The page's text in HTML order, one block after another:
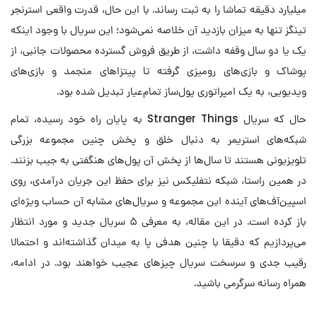
میلیارد دقیقه تماشا را به ثبت رساند. با این حال، قدرت واقعی استرنجر
تینگز تنها به میزان بازدید آن خلاصه نمی‌شود؛ این سریال با وجود اینکه
یک یا دو سال وقفه داشت، از طریق فروش گسترده محصولات جانبی، از
پوشاک و بازی‌های رومیزی گرفته تا پیتزاهای منجمد و بازی‌های
ویدیویی، به یک امپراتوری پول‌ساز تمام‌عیار تبدیل شده بود.
حال که سریال Stranger Things به پایان راه خود رسیده، تمام
شبکه‌های استریمر به دنبال خلق و پخش چنین مجموعه بزرگی
تلویزیونی هستند تا سال‌ها از پخش آن پول‌های هنگفتی به جیب بزنند.
در همین راستا، شبکه نتفلیکس نیز برای حفظ این جریان درآمدی، روی
اسپین‌آف‌های آینده این مجموعه و سریال‌های مشابه آن حساب ویژه‌ای
باز کرده است. در این مقاله، به معرفی ۵ سریال جدید و مورد انتظار
می‌پردازیم که دقیقا با چنین هدفی پا به میدان گذاشته‌اند و احتمالا
رقیب جدی و سرسخت سریال چیزهای عجیب خواهند بود. در ادامه،
همراه رسانه سرگرمی باشید.